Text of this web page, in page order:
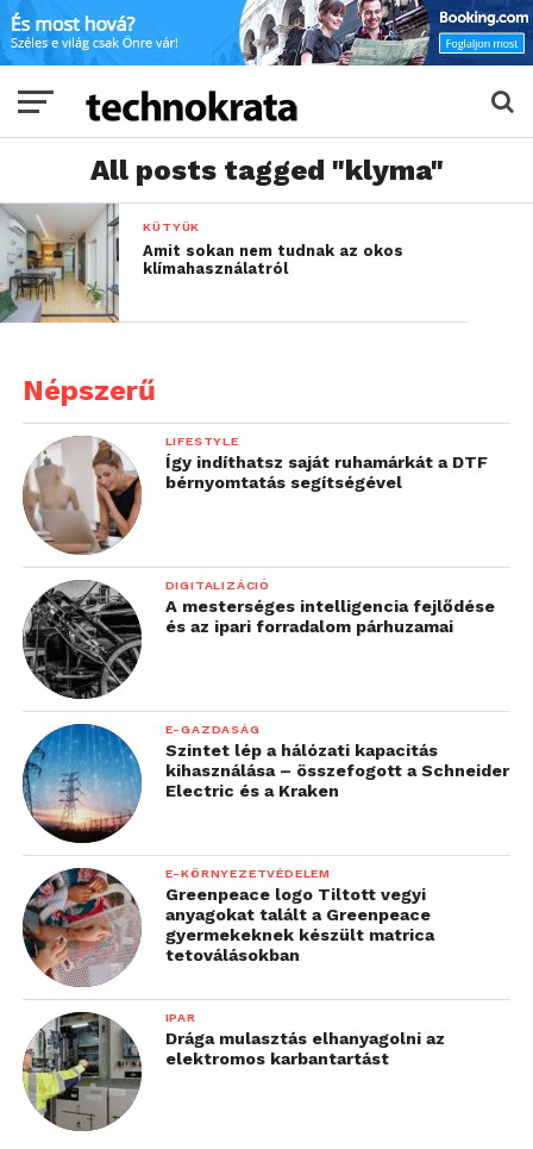
All posts tagged "klyma"
KÜTYÜK
Amit sokan nem tudnak az okos
klímahasználatról
Népszerű
LIFESTYLE
Így indíthatsz saját ruhamárkát a DTF
bérnyomtatás segítségével
DIGITALIZÁCIÓ
A mesterséges intelligencia fejlődése
és az ipari forradalom párhuzamai
E-GAZDASÁG
Szintet lép a hálózati kapacitás
kihasználása – összefogott a Schneider
Electric és a Kraken
E-KÖRNYEZETVÉDELEM
Greenpeace logo Tiltott vegyi
anyagokat talált a Greenpeace
gyermekeknek készült matrica
tetoválásokban
IPAR
Drága mulasztás elhanyagolni az
elektromos karbantartást